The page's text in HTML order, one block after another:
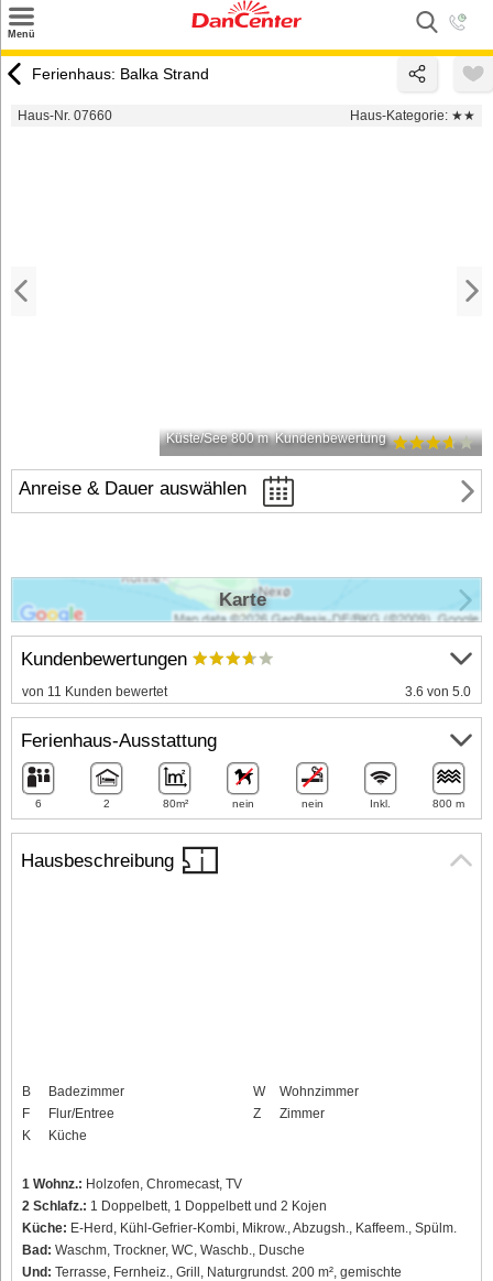
Menü
Urlaubsziele
Ferienhaus: Balka Strand
Haus-Nr. 07660 Haus-Kategorie: ★★
Küste/See 800 m Kundenbewertung
Anreise & Dauer auswählen
Hausbeschreibung
B
Badezimmer
F
Flur/Entree
K
Küche
W
Wohnzimmer
Z
Zimmer
1 Wohnz.: Holzofen, Chromecast, TV
2 Schlafz.: 1 Doppelbett, 1 Doppelbett und 2 Kojen
Küche: E-Herd, Kühl-Gefrier-Kombi, Mikrow., Abzugsh., Kaffeem., Spülm.
Bad: Waschm, Trockner, WC, Waschb., Dusche
Und: Terrasse, Fernheiz., Grill, Naturgrundst. 200 m², gemischte
Kundenbewertungen
von 11 Kunden bewertet 3.6 von 5.0
Ferienhaus-Ausstattung
6 2 80m² nein nein Inkl. 800 m
Karte